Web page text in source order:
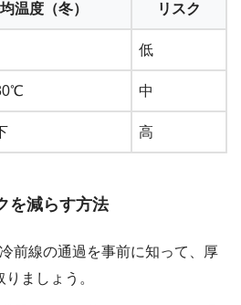
温度（冬） リスク
低
中
高
を減らす方法
前線の通過を事前に知って、厚
ましょう。